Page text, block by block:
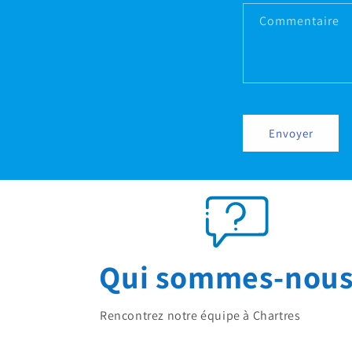
Commentaire
Envoyer
Qui sommes-
Rencontrez notre équipe à Chartres